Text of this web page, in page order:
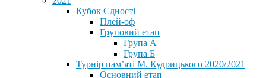
Кубок Єдності
Плей-оф
Груповий етап
Група А
Група Б
Турнір пам’яті М. Кудрицького 2020/2021
Основний етап